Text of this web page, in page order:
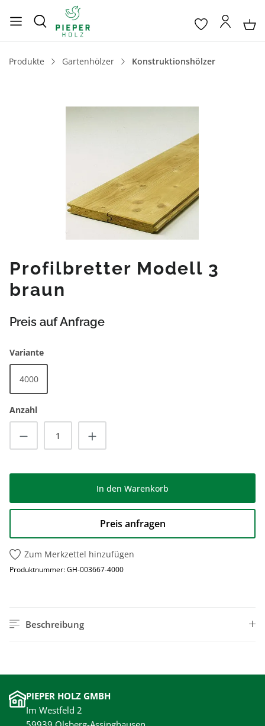
Produkte Gartenhölzer Konstruktionshölzer
Profilbretter Modell 3
braun
Preis auf Anfrage
Varianteauswählen
4000
Anzahl
Produkt Anzahl: Gib den gewünschten
In den Warenkorb
Preis anfragen
Zum Merkzettel hinzufügen
Produktnummer:GH-003667-4000
Beschreibung
PIEPER HOLZ GMBH
Im Westfeld 2